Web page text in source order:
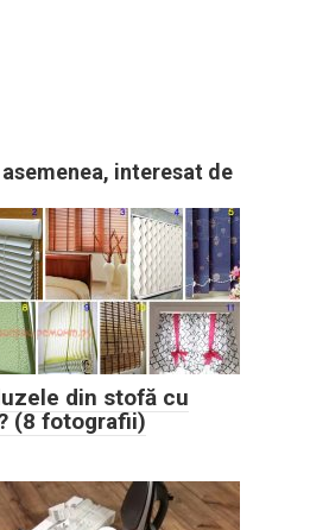
interesat de
din stofă cu
(8 fotografii)